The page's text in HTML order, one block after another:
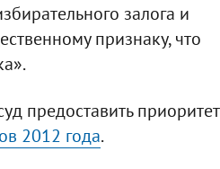
залога и
признаку, что
предоставить приоритет
2012 года.